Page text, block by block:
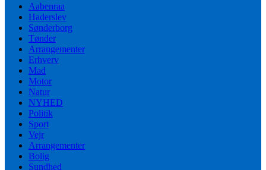
Aabenraa
Haderslev
Sønderborg
Tønder
Arrangementer
Erhverv
Mad
Motor
Natur
NYHED
Politik
Sport
Vejr
Arrangementer
Bolig
Sundhed